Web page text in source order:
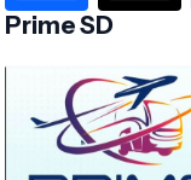
Prime SD